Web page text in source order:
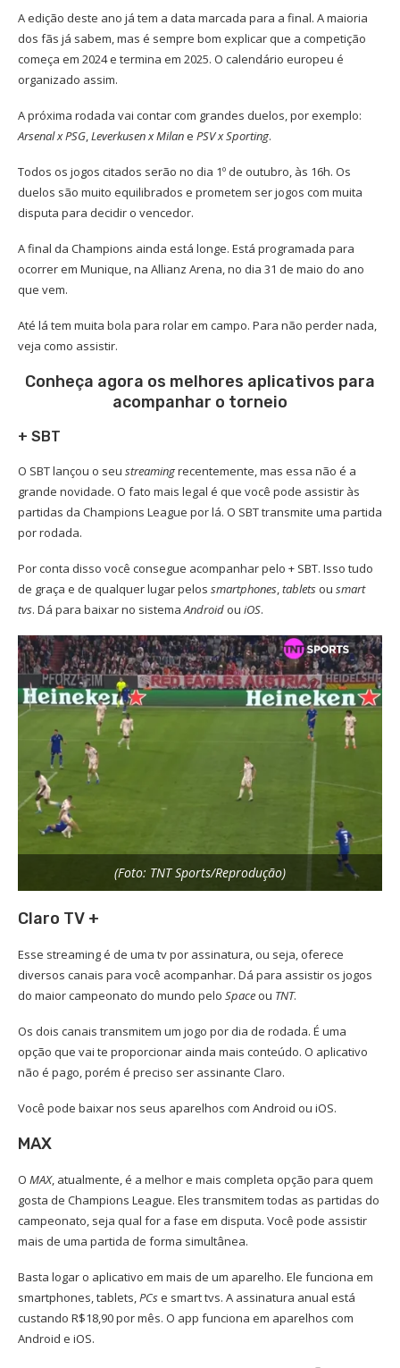
A edição deste ano já tem a data marcada para a final. A maioria
dos fãs já sabem, mas é sempre bom explicar que a competição
começa em 2024 e termina em 2025. O calendário europeu é
organizado assim.
A próxima rodada vai contar com grandes duelos, por exemplo:
Arsenal x PSG,Leverkusen x Milane PSV x Sporting.
Todos os jogos citados serão no dia 1º de outubro, às 16h. Os
duelos são muito equilibrados e prometem ser jogos com muita
disputa para decidir o vencedor.
A final da Champions ainda está longe. Está programada para
ocorrer em Munique, na Allianz Arena, no dia 31 de maio do ano
que vem.
Até lá tem muita bola para rolar em campo. Para não perder nada,
veja como assistir.
Conheça agora os melhores aplicativos para
acompanhar o torneio
+ SBT
O SBT lançou o seu streamingrecentemente, mas essa não é a
grande novidade. O fato mais legal é que você pode assistir às
partidas da Champions League por lá. O SBT transmite uma partida
por rodada.
Por conta disso você consegue acompanhar pelo + SBT. Isso tudo
de graça e de qualquer lugar pelos smartphones,tablets ou smart
tvs. Dá para baixar no sistemaAndroid ou iOS.
(Foto: TNT Sports/Reprodução)
Claro TV +
Esse streaming é de uma tv por assinatura, ou seja, oferece
diversos canais para você acompanhar. Dá para assistir os jogos
do maior campeonato do mundo pelo Space ou TNT.
Os dois canais transmitem um jogo por dia de rodada. É uma
opção que vai te proporcionar ainda mais conteúdo. O aplicativo
não é pago, porém é preciso ser assinante Claro.
Você pode baixar nos seus aparelhos com Android ou iOS.
MAX
O MAX, atualmente, é a melhor e mais completa opção para quem
gosta de Champions League. Eles transmitem todas as partidas do
campeonato, seja qual for a fase em disputa. Você pode assistir
mais de uma partida de forma simultânea.
Basta logar o aplicativo em mais de um aparelho. Ele funciona em
smartphones, tablets, PCse smart tvs. A assinatura anual está
custando R$18,90 por mês. O app funciona em aparelhos com
Android e iOS.